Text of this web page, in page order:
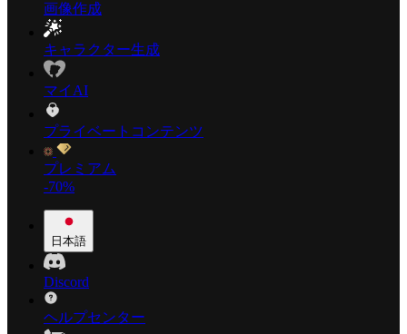
画像作成
キャラクター生成
マイAI
プライベートコンテンツ
プレミアム
-70%
日本語
Discord
ヘルプセンター